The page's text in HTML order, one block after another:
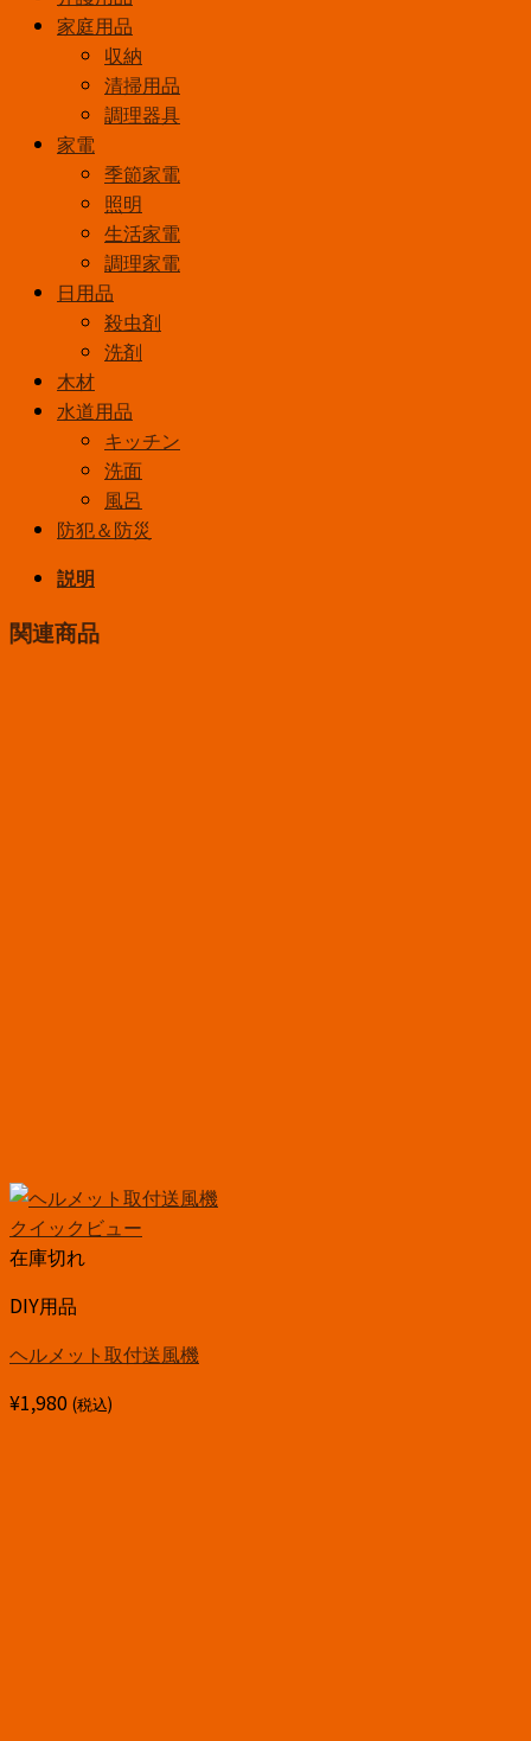
家庭用品
収納
清掃用品
調理器具
家電
季節家電
照明
生活家電
調理家電
日用品
殺虫剤
洗剤
木材
水道用品
キッチン
洗面
風呂
防犯＆防災
説明
関連商品
クイックビュー
在庫切れ
DIY用品
ヘルメット取付送風機
¥1,980 (税込)